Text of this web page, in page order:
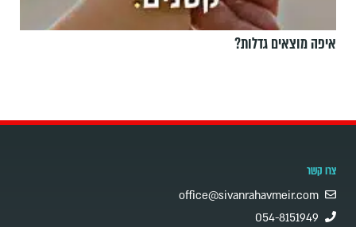
איפה מוצאים גדלות?
צרו קשר
office@sivanrahavmeir.com
054-8151949